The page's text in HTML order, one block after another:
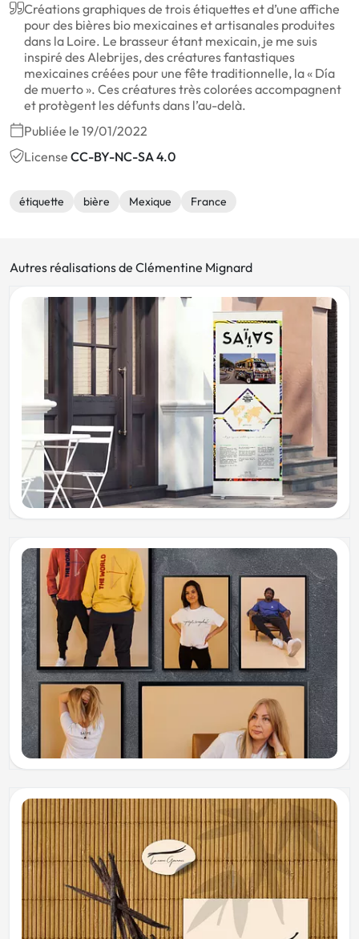
Créations graphiques de trois étiquettes et d’une affiche
pour des bières bio mexicaines et artisanales produites
dans la Loire. Le brasseur étant mexicain, je me suis
inspiré des Alebrijes, des créatures fantastiques
mexicaines créées pour une fête traditionnelle, la « Día
de muerto ». Ces créatures très colorées accompagnent
et protègent les défunts dans l’au-delà.
Publiée le 19/01/2022
License CC-BY-NC-SA 4.0
étiquette bière Mexique France
Autres réalisations de Clémentine Mignard